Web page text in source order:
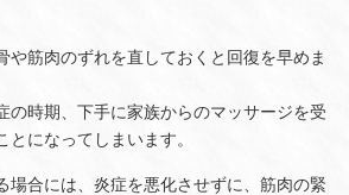
や筋肉のずれを直しておくと回復を早めま
の時期、下手に家族からのマッサージを受
になってしまいます。
場合には、炎症を悪化させずに、筋肉の緊